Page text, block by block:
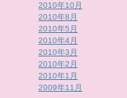
2010年10月
2010年8月
2010年5月
2010年4月
2010年3月
2010年2月
2010年1月
2009年11月